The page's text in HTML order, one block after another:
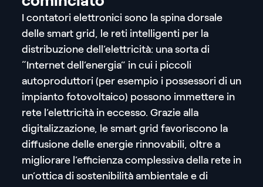
I contatori elettronici sono la spina dorsale
delle smart grid, le reti intelligenti per la
distribuzione dell’elettricità: una sorta di
“Internet dell’energia” in cui i piccoli
autoproduttori (per esempio i possessori di un
impianto fotovoltaico) possono immettere in
rete l’elettricità in eccesso. Grazie alla
digitalizzazione, le smart grid favoriscono la
diffusione delle energie rinnovabili, oltre a
migliorare l’efficienza complessiva della rete in
un’ottica di sostenibilità ambientale e di